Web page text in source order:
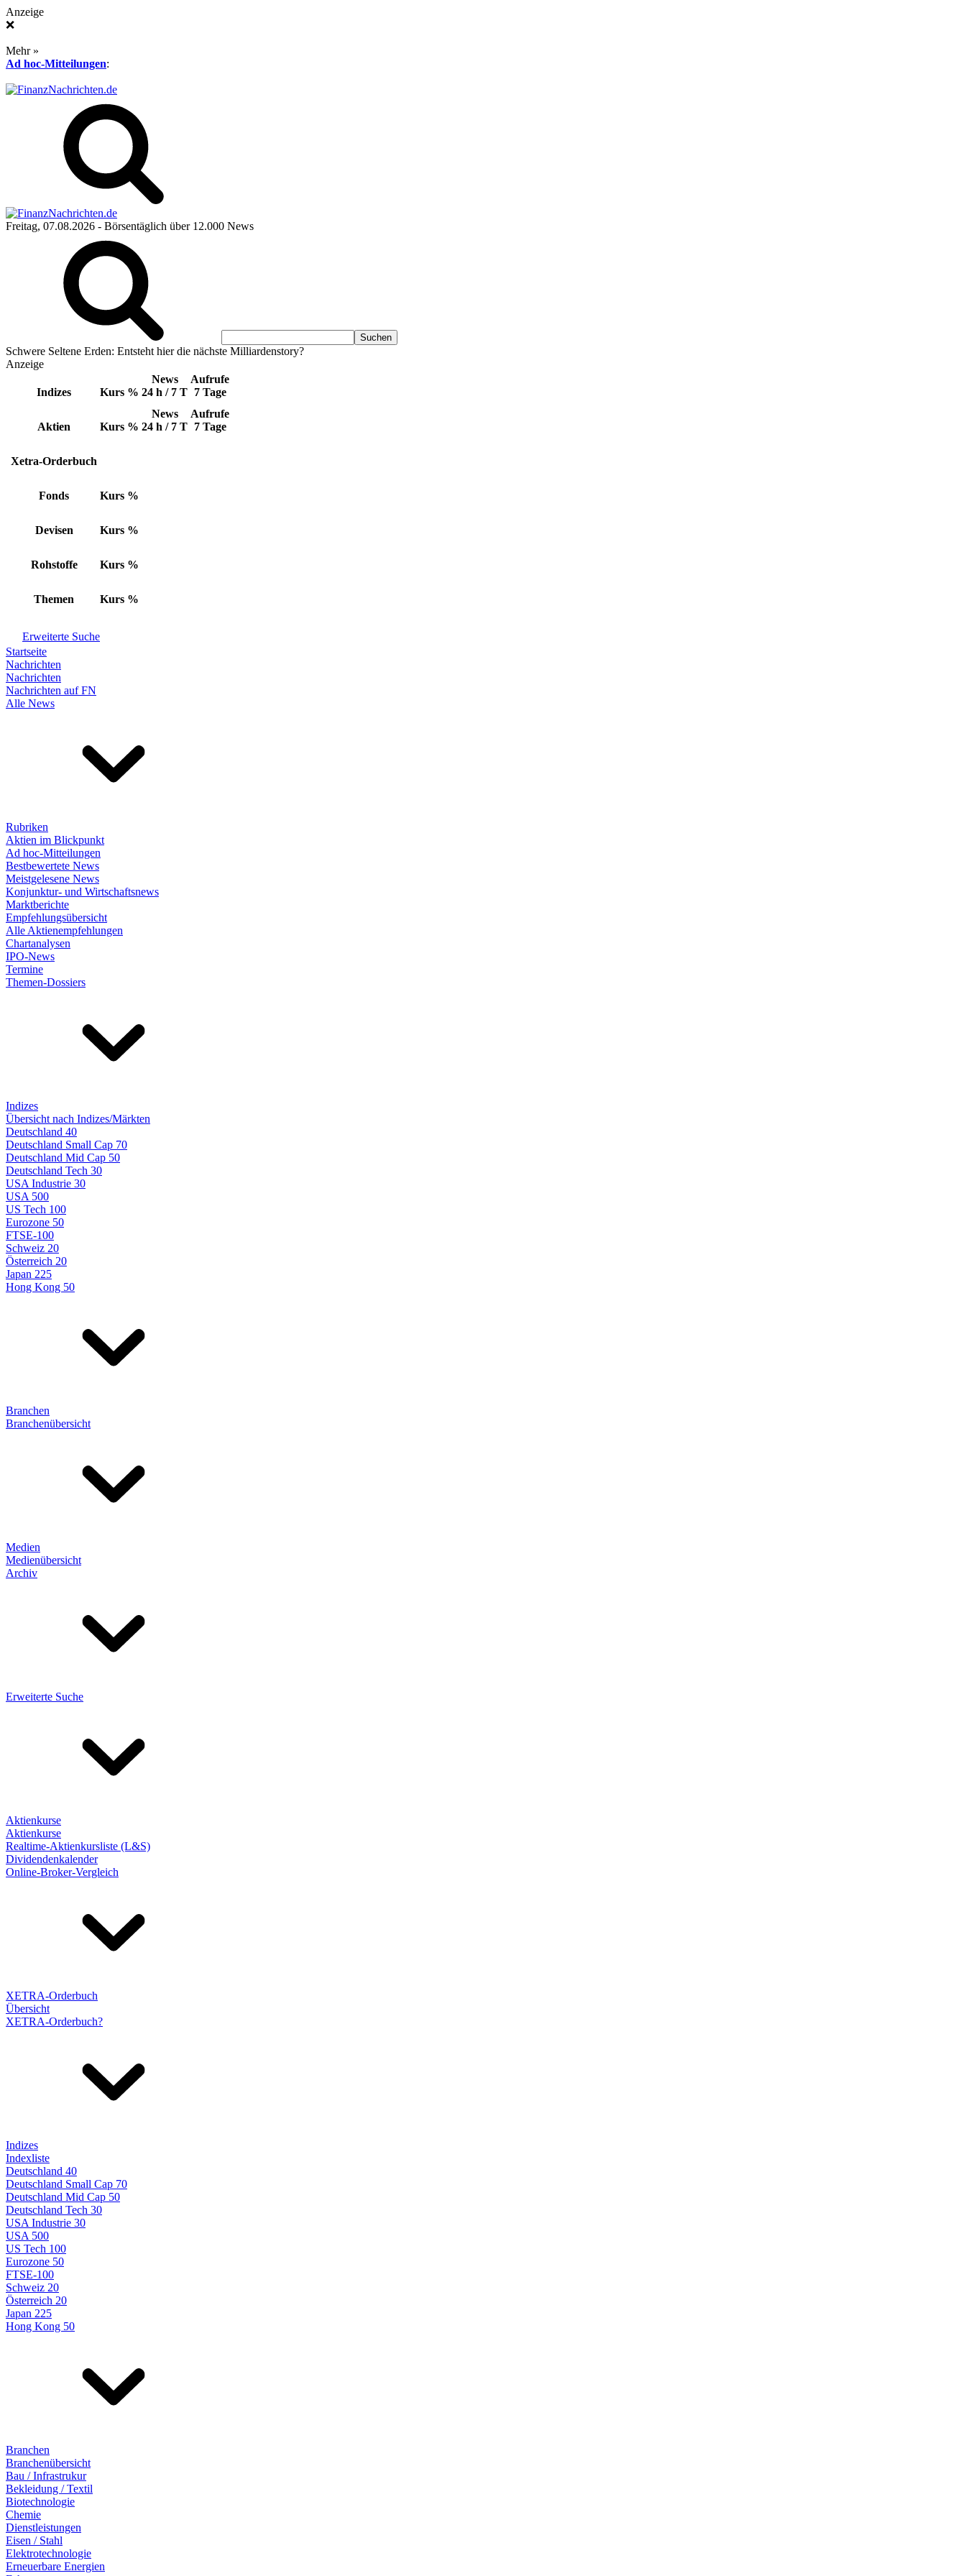
Anzeige
❌
Mehr »
Ad hoc-Mitteilungen:
Freitag, 07.08.2026 - Börsentäglich über 12.000 News
Schwere Seltene Erden: Entsteht hier die nächste Milliardenstory?
Anzeige
Indizes Kurs %
News
24 h / 7 T
Aufrufe
7 Tage
Aktien Kurs %
News
24 h / 7 T
Aufrufe
7 Tage
Xetra-Orderbuch
Fonds Kurs %
Devisen Kurs %
Rohstoffe Kurs %
Themen Kurs %
Erweiterte Suche
Startseite
Nachrichten
Nachrichten
Nachrichten auf FN
Alle News
Rubriken
Aktien im Blickpunkt
Ad hoc-Mitteilungen
Bestbewertete News
Meistgelesene News
Konjunktur- und Wirtschaftsnews
Marktberichte
Empfehlungsübersicht
Alle Aktienempfehlungen
Chartanalysen
IPO-News
Termine
Themen-Dossiers
Indizes
Übersicht nach Indizes/Märkten
Deutschland 40
Deutschland Small Cap 70
Deutschland Mid Cap 50
Deutschland Tech 30
USA Industrie 30
USA 500
US Tech 100
Eurozone 50
FTSE-100
Schweiz 20
Österreich 20
Japan 225
Hong Kong 50
Branchen
Branchenübersicht
Medien
Medienübersicht
Archiv
Erweiterte Suche
Aktienkurse
Aktienkurse
Realtime-Aktienkursliste (L&S)
Dividendenkalender
Online-Broker-Vergleich
XETRA-Orderbuch
Übersicht
XETRA-Orderbuch?
Indizes
Indexliste
Deutschland 40
Deutschland Small Cap 70
Deutschland Mid Cap 50
Deutschland Tech 30
USA Industrie 30
USA 500
US Tech 100
Eurozone 50
FTSE-100
Schweiz 20
Österreich 20
Japan 225
Hong Kong 50
Branchen
Branchenübersicht
Bau / Infrastrukur
Bekleidung / Textil
Biotechnologie
Chemie
Dienstleistungen
Eisen / Stahl
Elektrotechnologie
Erneuerbare Energien